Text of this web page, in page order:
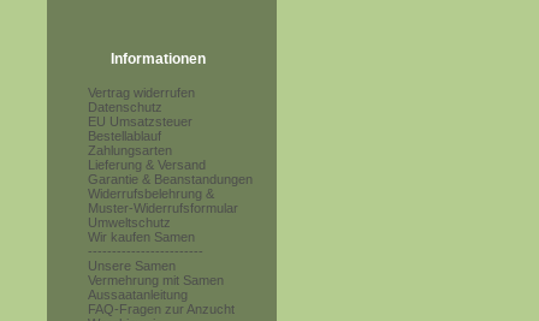
Informationen
Vertrag widerrufen
Datenschutz
EU Umsatzsteuer
Bestellablauf
Zahlungsarten
Lieferung & Versand
Garantie & Beanstandungen
Widerrufsbelehrung &
Muster-Widerrufsformular
Umweltschutz
Wir kaufen Samen
------------------------
Unsere Samen
Vermehrung mit Samen
Aussaatanleitung
FAQ-Fragen zur Anzucht